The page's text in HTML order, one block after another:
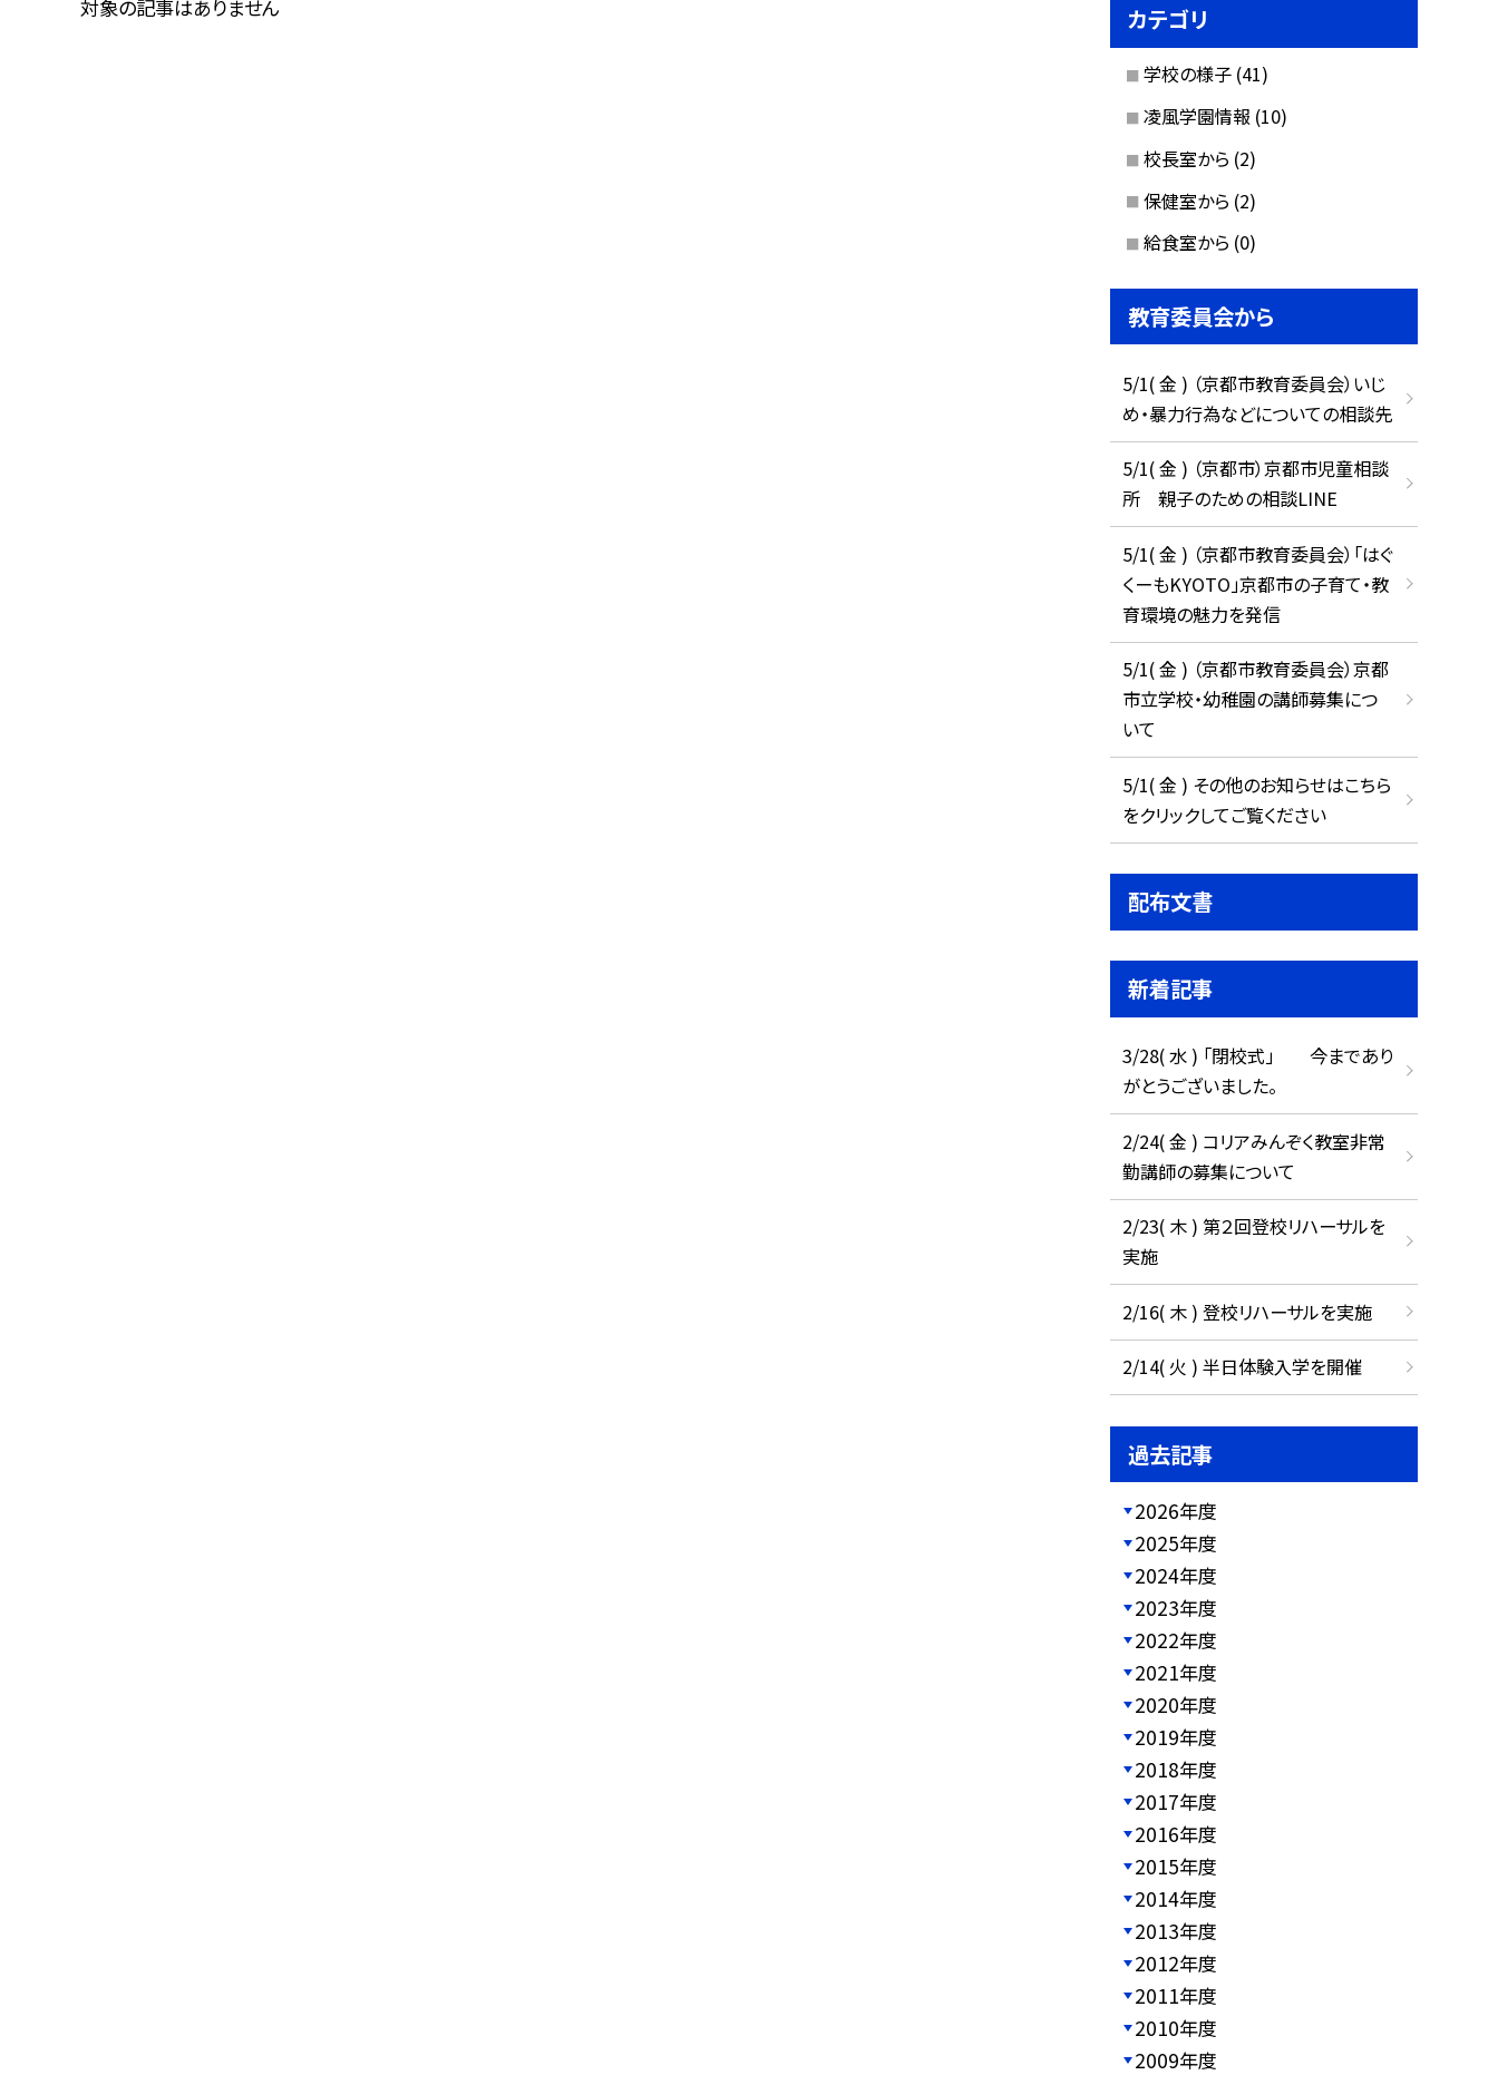
対象の記事はありません カテゴリ
学校の様子 (41)
凌風学園情報 (10)
校長室から (2)
保健室から (2)
給食室から (0)
教育委員会から
5/1( 金 ) （京都市教育委員会）いじ
め・暴力行為などについての相談先
5/1( 金 ) （京都市）京都市児童相談
所 親子のための相談LINE
5/1( 金 ) （京都市教育委員会）「はぐ
くーもKYOTO」京都市の子育て・教
育環境の魅力を発信
5/1( 金 ) （京都市教育委員会）京都
市立学校・幼稚園の講師募集につ
いて
5/1( 金 ) その他のお知らせはこちら
をクリックしてご覧ください
配布文書
新着記事
3/28( 水 ) 「閉校式」 今まであり
がとうございました。
2/24( 金 ) コリアみんぞく教室非常
勤講師の募集について
2/23( 木 ) 第２回登校リハーサルを
実施
2/16( 木 ) 登校リハーサルを実施
2/14( 火 ) 半日体験入学を開催
過去記事
2026年度
2025年度
2024年度
2023年度
2022年度
2021年度
2020年度
2019年度
2018年度
2017年度
2016年度
2015年度
2014年度
2013年度
2012年度
2011年度
2010年度
2009年度